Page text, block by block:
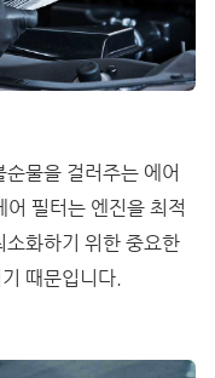
물을 걸러주는 에어
필터는 엔진을 최적
화하기 위한 중요한
때문입니다.